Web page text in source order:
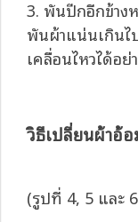
3. พันปีกอีกข้าง
พันผ้าแน่นเกินไ
เคลื่อนไหวได้อย่
วิธีเปลี่ยนผ้าอ้
(รูปที่ 4, 5 และ